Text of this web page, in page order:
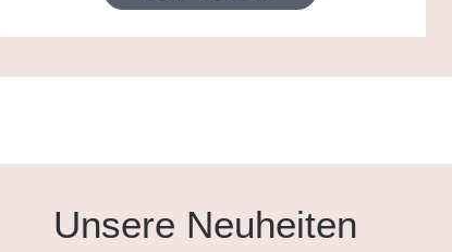
Unsere Neuheiten